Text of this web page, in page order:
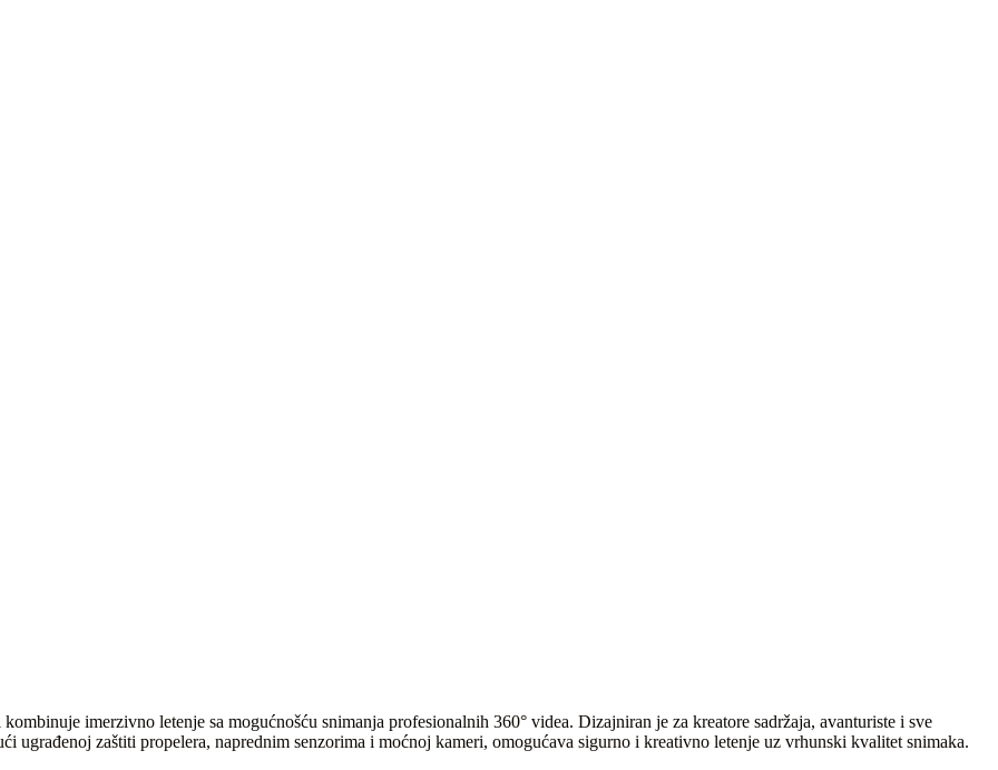
imerzivno letenje sa mogućnošću snimanja profesionalnih 360° videa. Dizajniran je za kreatore sadržaja, avanturiste i sve
zaštiti propelera, naprednim senzorima i moćnoj kameri, omogućava sigurno i kreativno letenje uz vrhunski kvalitet snimaka.